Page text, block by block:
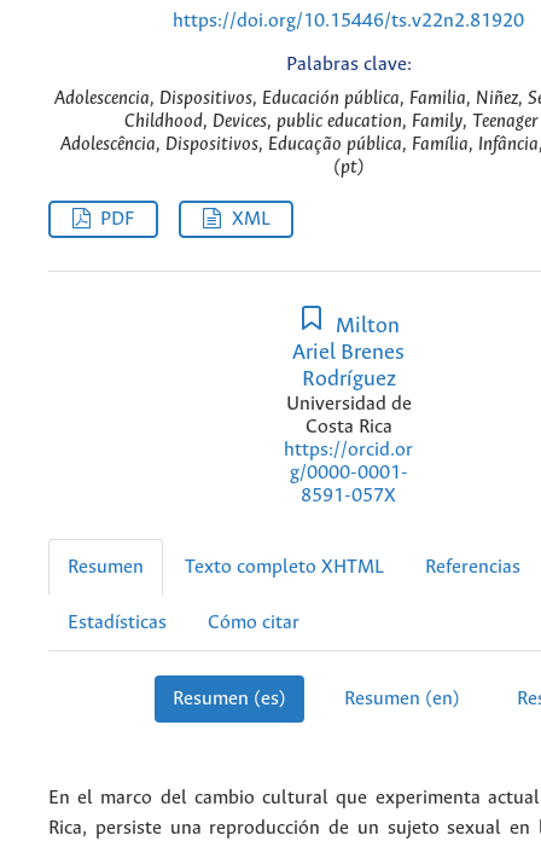
https://doi.org/10.15446/ts.v22n2.81920
Palabras clave:
Adolescencia, Dispositivos, Educación pública, Familia, Niñez,
Childhood, Devices, public education, Family,
Adolescência, Dispositivos, Educação pública, Família,
(pt)
PDF XML
Milton
Ariel Brenes
Rodríguez
Universidad de
Costa Rica
https://orcid.or
g/0000-0001-
8591-057X
Resumen Texto completo XHTML Referencias
Estadísticas Cómo citar
Resumen (es) Resumen (en)
En el marco del cambio cultural que experimenta
Rica, persiste una reproducción de un sujeto sexual